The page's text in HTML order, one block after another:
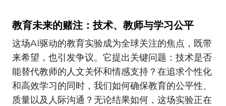
教育未来的赌注：技术、教师与学习公平
这场AI驱动的教育实验成为全球关注的焦点，既带
来希望，也引发争议。它提出关键问题：技术是否
能替代教师的人文关怀和情感支持？在追求个性化
和高效学习的同时，我们如何确保教育的公平性、
质量以及人际沟通？无论结果如何，这场实验正在